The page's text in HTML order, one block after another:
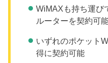
WiMAXも持ち運び
ルーターを契約可
いずれのポケット
得に契約可能